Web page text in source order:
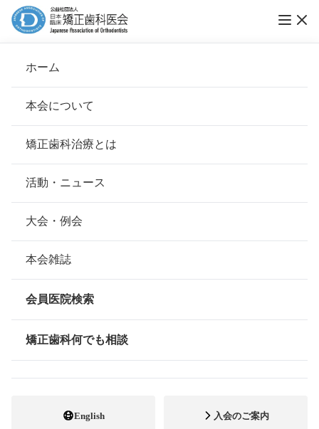
ホーム
本会について
会長挨拶
基本理念
組織について
本会の歴史
情報公開
矯正歯科治療とは
安心して治療を受けていただくための「6つの指針」
安心できる矯正歯科治療契約のための「7つの提言」
矯正歯科治療について
活動・ニュース
大会・例会
本会雑誌
会員医院検索
矯正歯科何でも相談
English 入会のご案内
ホーム 会員医院検索
いけもり矯正歯科
所在地
愛知県名古屋市千種区橋本町1－13
電話番号 052-782-0418
FAX番号 052-782-3423
ホームページ
https://www.ikemori.or.jp/index.html